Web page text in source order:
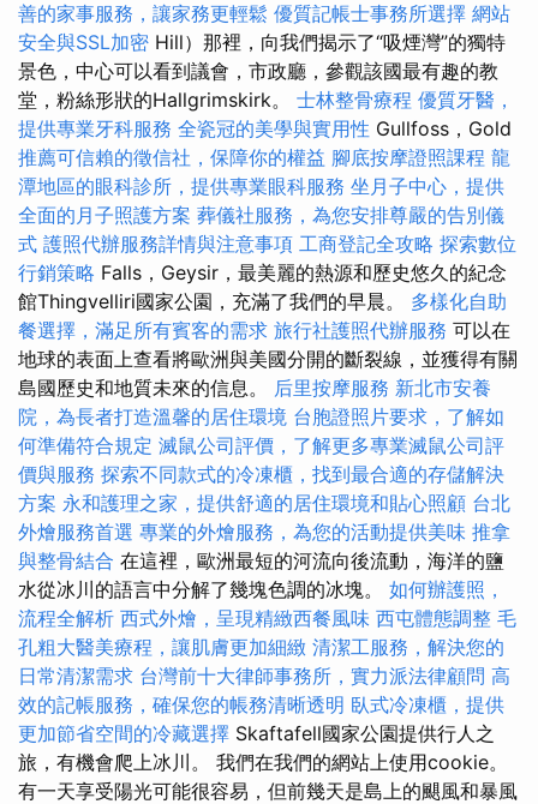
善的家事服務，讓家務更輕鬆 優質記帳士事務所選擇 網站
安全與SSL加密 Hill）那裡，向我們揭示了“吸煙灣”的獨特
景色，中心可以看到議會，市政廳，參觀該國最有趣的教
堂，粉絲形狀的Hallgrimskirk。 士林整骨療程 優質牙醫，
提供專業牙科服務 全瓷冠的美學與實用性 Gullfoss，Gold
推薦可信賴的徵信社，保障你的權益 腳底按摩證照課程 龍
潭地區的眼科診所，提供專業眼科服務 坐月子中心，提供
全面的月子照護方案 葬儀社服務，為您安排尊嚴的告別儀
式 護照代辦服務詳情與注意事項 工商登記全攻略 探索數位
行銷策略 Falls，Geysir，最美麗的熱源和歷史悠久的紀念
館Thingvelliri國家公園，充滿了我們的早晨。 多樣化自助
餐選擇，滿足所有賓客的需求 旅行社護照代辦服務 可以在
地球的表面上查看將歐洲與美國分開的斷裂線，並獲得有關
島國歷史和地質未來的信息。 后里按摩服務 新北市安養
院，為長者打造溫馨的居住環境 台胞證照片要求，了解如
何準備符合規定 滅鼠公司評價，了解更多專業滅鼠公司評
價與服務 探索不同款式的冷凍櫃，找到最合適的存儲解決
方案 永和護理之家，提供舒適的居住環境和貼心照顧 台北
外燴服務首選 專業的外燴服務，為您的活動提供美味 推拿
與整骨結合 在這裡，歐洲最短的河流向後流動，海洋的鹽
水從冰川的語言中分解了幾塊色調的冰塊。 如何辦護照，
流程全解析 西式外燴，呈現精緻西餐風味 西屯體態調整 毛
孔粗大醫美療程，讓肌膚更加細緻 清潔工服務，解決您的
日常清潔需求 台灣前十大律師事務所，實力派法律顧問 高
效的記帳服務，確保您的帳務清晰透明 臥式冷凍櫃，提供
更加節省空間的冷藏選擇 Skaftafell國家公園提供行人之
旅，有機會爬上冰川。 我們在我們的網站上使用cookie。
有一天享受陽光可能很容易，但前幾天是島上的颶風和暴風